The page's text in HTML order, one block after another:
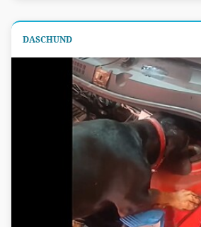
DASCHUND